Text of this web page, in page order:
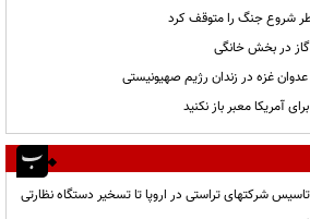
شروع جنگ را متوقف کرد
در بخش خانگی
غزه در زندان رژیم صهیونیستی
آمریکا معبر باز نکنید
شرکتهای تراستی در اروپا تا تسخیر دستگاه نظارتی